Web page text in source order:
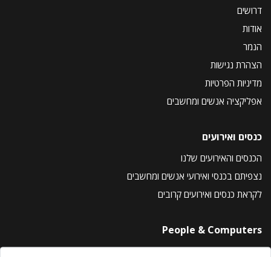
דרושים
אודות
הנמר
הצהרת נגישות
מדיניות הפרטיות
אפליקציה אנשים ומחשבים
כנסים ואירועים
הכנסים והאירועים שלנו
נצפיתם בכנסי ואירועי אנשים ומחשבים
לקראת כנסים ואירועים קרובים
People & Computers
About Us